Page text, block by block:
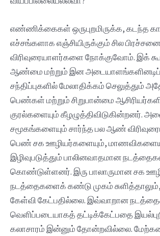
எண்ணிக்கைகள் ஒருபுறமிருக்க, கடந்த
எச்சங்களாக எஞ்சியிருக்கும் சில
விரிவுரையாளர்களை நோக்குவோம். இக்
ஆண்மை மற்றும் இன
சந்திப்புகளில் மேலாதிக்கம் செலுத்தும்
பெண்கள் மற்றும் சிறுபான்மை
குரல்களையும் கீழழுத்திவிடுகின்றனர்.
சமூகங்களையும் சார்ந்த பல ஆண்
பெண் சக ஊழியர்களையும்,
இழிவுபடுத்தும் பாலினவாதமான
கொண்டுள்ளனர். இரு பாலாருமான சக
நடத்தைகளைக் கண்டு முகம்
கேள்வி கேட்பதில்லை. இவ்வாறான
வெளிப்படையாகத் தட்டிக்கேட்பதை
கலாசாரம் இன்னும் தோன்றவில்லை.